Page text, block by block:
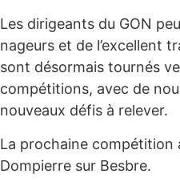
Les dirigeants du GON
nageurs et de l’excellent
sont désormais tournés
compétitions, avec de
nouveaux défis à relever.
La prochaine compétition
Dompierre sur Besbre.